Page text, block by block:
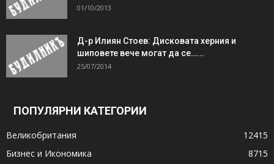
01/10/2013
Д-р Илиян Стоев: Дисковата херния и
шиповете вече могат да се…...
25/07/2014
ПОПУЛЯРНИ КАТЕГОРИИ
Великобритания
12415
Бизнес и Икономика
8715